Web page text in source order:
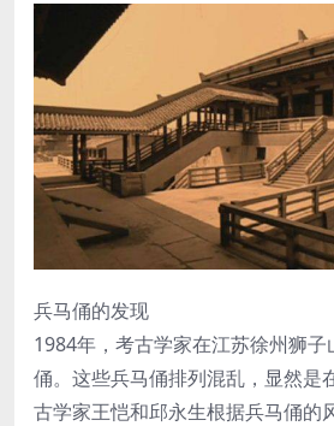
兵马俑的发现
1984年，考古学家在江苏徐州狮子
俑。这些兵马俑排列混乱，显然是
古学家王恺和邱永生根据兵马俑的